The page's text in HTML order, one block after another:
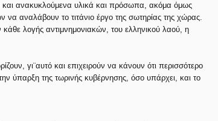
και ανακυκλούμενα υλικά και πρόσωπα, ακόμα όμως
να αναλάβουν το τιτάνιο έργο της σωτηρίας της χώρας.
κάθε λογής αντιμνημονιακών, του ελληνικού λαού, η
γι¨αυτό και επιχειρούν να κάνουν ότι περισσότερο
ύπαρξη της τωρινής κυβέρνησης, όσο υπάρχει, και το